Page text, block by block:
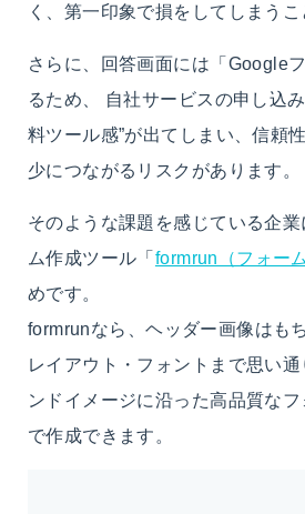
く、第一印象で損をしてしまうこ
さらに、回答画面には「Google
るため、
自社サービスの申し込
料ツール感”が出てしまい、信頼
少につながるリスク があります。
そのような課題を感じている企
ム作成ツール 「formrun（フォー
めです。
formrunなら、ヘッダー画像はも
レイアウト・フォントまで思い
ンドイメージに沿った高品質な
で作成できます。